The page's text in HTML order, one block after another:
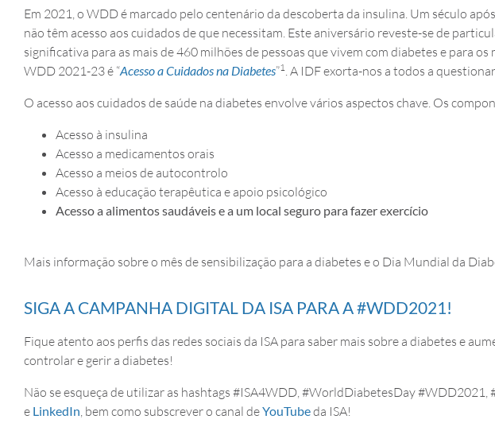
Em 2021, o WDD é marcado pelo centenário da descoberta da insulina. Um século
não têm acesso aos cuidados de que necessitam. Este aniversário reveste-se de
significativa para as mais de 460 milhões de pessoas que vivem com diabetes e para
WDD 2021-23 é “Acesso a Cuidados na Diabetes”1. A IDF exorta-nos a todos a
O acesso aos cuidados de saúde na diabetes envolve vários aspectos chave. Os
Acesso à insulina
Acesso a medicamentos orais
Acesso a meios de autocontrolo
Acesso à educação terapêutica e apoio psicológico
Acesso a alimentos saudáveis e a um local seguro para fazer exercício
Mais informação sobre o mês de sensibilização para a diabetes e o Dia Mundial da
SIGA A CAMPANHA DIGITAL DA ISA PARA A #WDD2021!
Fique atento aos perfis das redes sociais da ISA para saber mais sobre a diabetes e
controlar e gerir a diabetes!
Não se esqueça de utilizar as hashtags #ISA4WDD, #WorldDiabetesDay
e LinkedIn, bem como subscrever o canal deYouTubeda ISA!